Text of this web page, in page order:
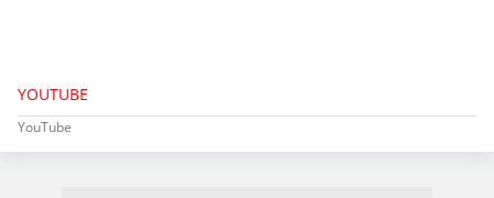
YOUTUBE
YouTube